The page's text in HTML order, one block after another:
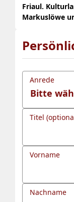
Friaul.
Markuslöwe
Anrede
Titel
Vorname
Nachname